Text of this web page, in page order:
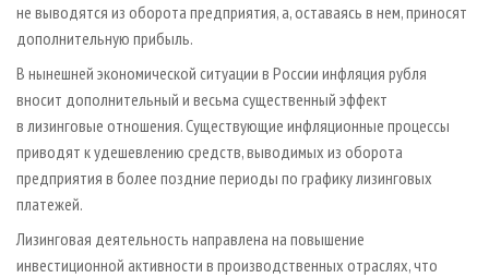
не выводятся из оборота предприятия, а, оставаясь в нем, приносят
дополнительную прибыль.
В нынешней экономической ситуации в России инфляция рубля
вносит дополнительный и весьма существенный эффект
в лизинговые отношения. Существующие инфляционные процессы
приводят к удешевлению средств, выводимых из оборота
предприятия в более поздние периоды по графику лизинговых
платежей.
Лизинговая деятельность направлена на повышение
инвестиционной активности в производственных отраслях, что